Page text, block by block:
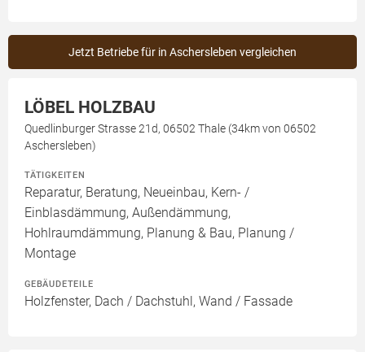
Jetzt Betriebe für in Aschersleben vergleichen
LÖBEL HOLZBAU
Quedlinburger Strasse 21d, 06502 Thale (34km von 06502
Aschersleben)
TÄTIGKEITEN
Reparatur, Beratung, Neueinbau, Kern- /
Einblasdämmung, Außendämmung,
Hohlraumdämmung, Planung & Bau, Planung /
Montage
GEBÄUDETEILE
Holzfenster, Dach / Dachstuhl, Wand / Fassade